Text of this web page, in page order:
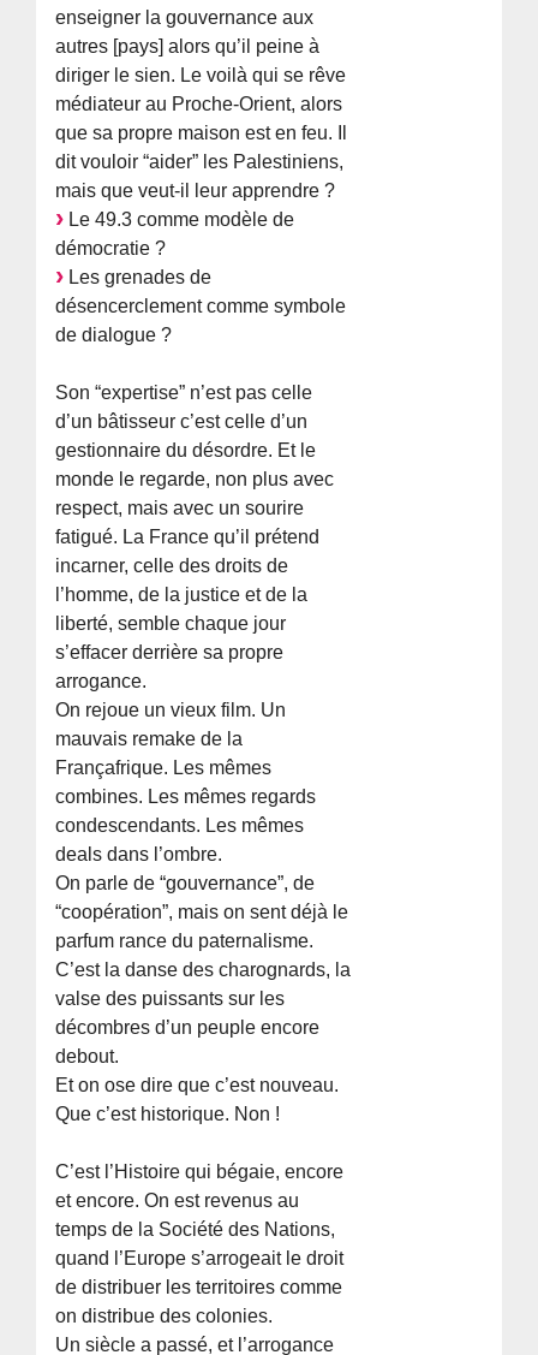
enseigner la gouvernance aux
autres [pays] alors qu’il peine à
diriger le sien. Le voilà qui se rêve
médiateur au Proche-Orient, alors
que sa propre maison est en feu. Il
dit vouloir “aider” les Palestiniens,
mais que veut-il leur apprendre ?
Le 49.3 comme modèle de
démocratie ?
Les grenades de
désencerclement comme symbole
de dialogue ?
Son “expertise” n’est pas celle
d’un bâtisseur c’est celle d’un
gestionnaire du désordre. Et le
monde le regarde, non plus avec
respect, mais avec un sourire
fatigué. La France qu’il prétend
incarner, celle des droits de
l’homme, de la justice et de la
liberté, semble chaque jour
s’effacer derrière sa propre
arrogance.
On rejoue un vieux film. Un
mauvais remake de la
Françafrique. Les mêmes
combines. Les mêmes regards
condescendants. Les mêmes
deals dans l’ombre.
On parle de “gouvernance”, de
“coopération”, mais on sent déjà le
parfum rance du paternalisme.
C’est la danse des charognards, la
valse des puissants sur les
décombres d’un peuple encore
debout.
Et on ose dire que c’est nouveau.
Que c’est historique. Non !
C’est l’Histoire qui bégaie, encore
et encore. On est revenus au
temps de la Société des Nations,
quand l’Europe s’arrogeait le droit
de distribuer les territoires comme
on distribue des colonies.
Un siècle a passé, et l’arrogance